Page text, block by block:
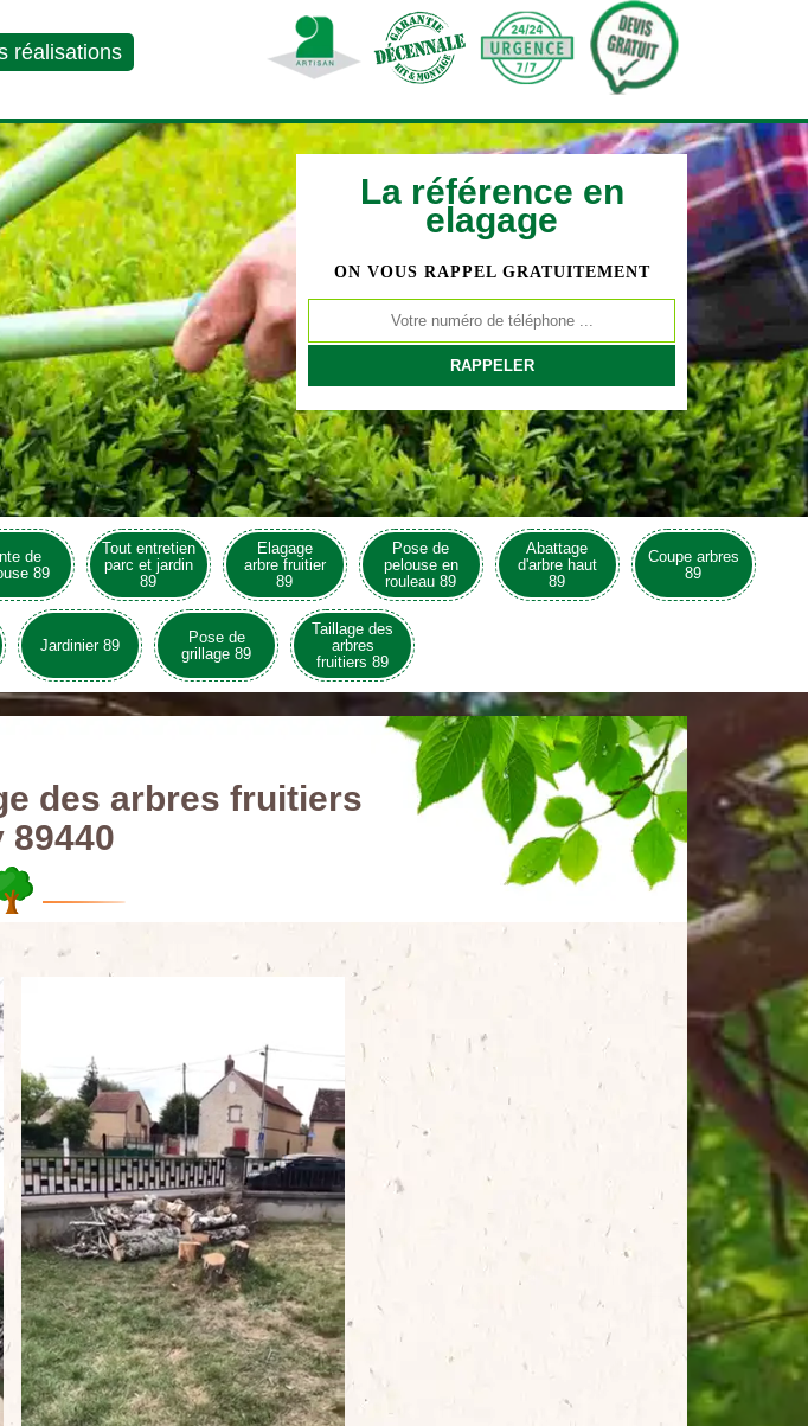
réalisations
La référence en
elagage
ON VOUS RAPPEL GRATUITEMENT
de
89
Tout entretien
parc et jardin
89
Elagage
arbre fruitier
89
Pose de
pelouse en
rouleau 89
Abattage
d'arbre haut
89
Coupe arbres
89
Jardinier 89
Pose de
grillage 89
Taillage des
arbres
fruitiers 89
des arbres fruitiers
89440